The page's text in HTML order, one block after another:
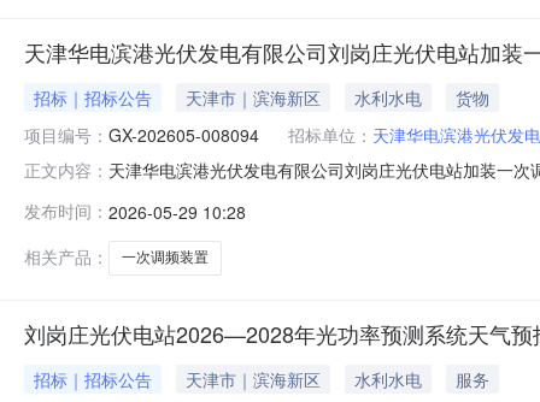
天津华电滨港光伏发电有限公司刘岗庄光伏电站加装
招标｜招标公告 天津市｜滨海新区 水利水电
货物
项目编号： GX-202605-008094 招标单位： 天津华电滨港光伏发
正文内容： 天津华电滨港光伏发电有限公司刘岗庄光伏电站加装一
2026-06-0317:00八、开工时间：2026-07-31九、备注
伏电站加
发布时间： 2026-05-29 10:28
相关产品：
一次调频装置
刘岗庄光伏电站2026—2028年光功率预测系统天气预
招标｜招标公告 天津市｜滨海新区 水利水电
服务